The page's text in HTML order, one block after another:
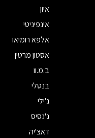
איון
אינפיניטי
אלפא רומיאו
אסטון מרטין
ב.מ.וו
בנטלי
ג'ילי
ג'נסיס
דאצ'יה